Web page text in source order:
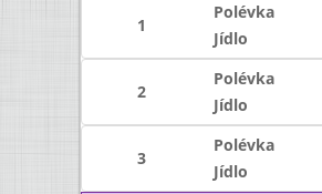
1
Polévka
Jídlo
2
Polévka
Jídlo
3
Polévka
Jídlo